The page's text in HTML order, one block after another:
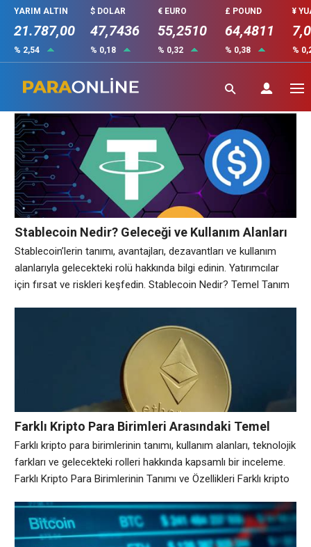
YARIM ALTIN
21.787,00
% 2,54
$ DOLAR
47,7436
% 0,18
€ EURO
55,2510
% 0,32
£ POUND
64,4811
% 0,38
¥
%
Finans Teknolojileri
Stablecoin Nedir? Geleceği ve Kullanım Alanları
Stablecoin’lerin tanımı, avantajları, dezavantları ve kullanım
alanlarıyla gelecekteki rolü hakkında bilgi edinin. Yatırımcılar
için fırsat ve riskleri keşfedin. Stablecoin Nedir? Temel Tanım
türüdür. Genellikle, fiat para birimlerinin (örneğin, Amerikan
Doları) veya emtia değerlerinin (altın gibi) arkasında bir teminat
Farklı Kripto Para Birimleri Arasındaki Temel
Farklar
Farklı kripto para birimlerinin tanımı, kullanım alanları, teknolojik
farkları ve gelecekteki rolleri hakkında kapsamlı bir inceleme.
Farklı Kripto Para Birimlerinin Tanımı ve Özellikleri Farklı kripto
ve kriptografi teknolojisi kullanarak güvence altına alınmış
dijital varlıklardır. Her bir kripto para biriminin kendine özgü